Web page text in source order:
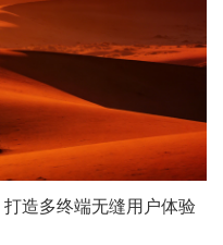
造多终端无缝用户体验